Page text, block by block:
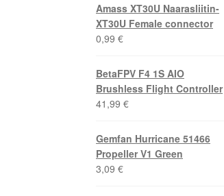
Amass XT30U Naarasliitin-
XT30U Female connector
0,99€
BetaFPV F4 1S AIO
Brushless Flight Controller
41,99€
Gemfan Hurricane 51466
Propeller V1 Green
3,09€